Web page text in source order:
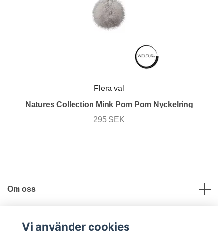
Flera val
Natures Collection Mink Pom Pom Nyckelring
295 SEK
Om oss
Vi använder cookies